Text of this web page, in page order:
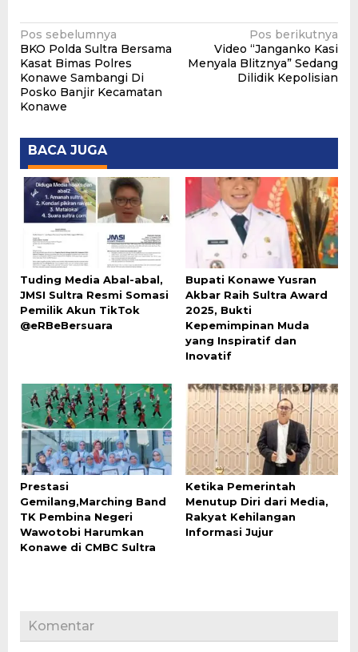
Navigasi
pos
Pos sebelumnya
BKO Polda Sultra Bersama
Kasat Bimas Polres
Konawe Sambangi Di
Posko Banjir Kecamatan
Konawe
Pos berikutnya
Video “Janganko Kasi
Menyala Blitznya” Sedang
Dilidik Kepolisian
BACA JUGA
Tuding Media Abal-abal,
JMSI Sultra Resmi Somasi
Pemilik Akun TikTok
@eRBeBersuara
Bupati Konawe Yusran
Akbar Raih Sultra Award
2025, Bukti
Kepemimpinan Muda
yang Inspiratif dan
Inovatif
Prestasi
Gemilang,Marching Band
TK Pembina Negeri
Wawotobi Harumkan
Konawe di CMBC Sultra
Ketika Pemerintah
Menutup Diri dari Media,
Rakyat Kehilangan
Informasi Jujur
Komentar